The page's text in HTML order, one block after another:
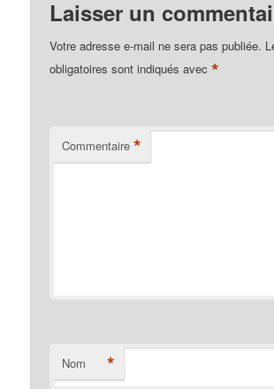
Laisser un
Votre adresse e-mail ne sera pas publiée.
obligatoires sont indiqués avec*
Commentaire *
Nom *